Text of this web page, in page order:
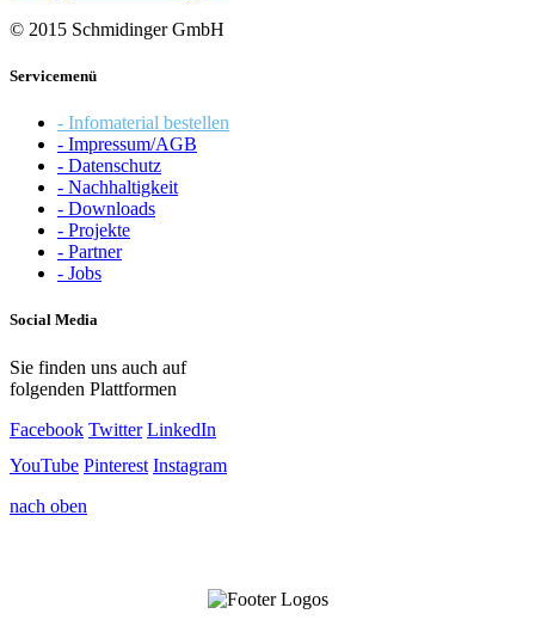
© 2015 Schmidinger GmbH
Servicemenü
- Infomaterial bestellen
- Impressum/AGB
- Datenschutz
- Nachhaltigkeit
- Downloads
- Projekte
- Partner
- Jobs
Social Media
Sie finden uns auch auf
folgenden Plattformen
Facebook Twitter LinkedIn
YouTube Pinterest Instagram
nach oben